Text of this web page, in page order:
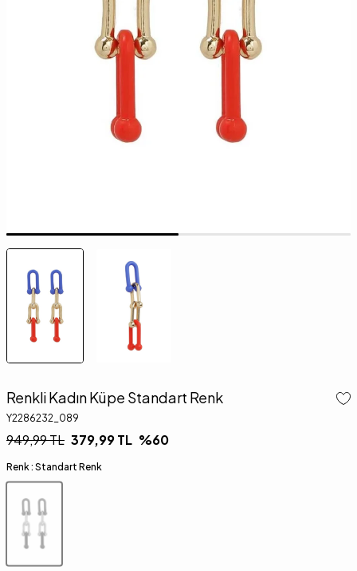
Renkli Kadın Küpe Standart Renk
Y2286232_089
949,99TL 379,99TL %60
Renk : Standart Renk